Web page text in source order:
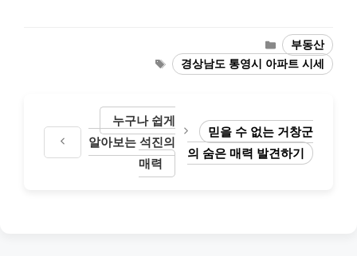
Categories
부동산
Tags경상남도 통영시 아파트 시세
누구나 쉽게
알아보는 석진의
매력
믿을 수 없는 거창군
의 숨은 매력 발견하기